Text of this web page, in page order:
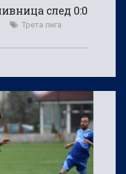
след 0:0
Трета лига